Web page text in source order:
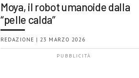
Moya, il robot umanoide dalla
“pelle calda”
REDAZIONE | 23 MARZO 2026